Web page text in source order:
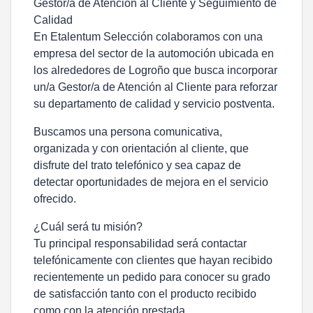
Gestor/a de Atención al Cliente y Seguimiento de
Calidad
En Etalentum Selección colaboramos con una
empresa del sector de la automoción ubicada en
los alrededores de Logroño que busca incorporar
un/a Gestor/a de Atención al Cliente para reforzar
su departamento de calidad y servicio postventa.
Buscamos una persona comunicativa,
organizada y con orientación al cliente, que
disfrute del trato telefónico y sea capaz de
detectar oportunidades de mejora en el servicio
ofrecido.
¿Cuál será tu misión?
Tu principal responsabilidad será contactar
telefónicamente con clientes que hayan recibido
recientemente un pedido para conocer su grado
de satisfacción tanto con el producto recibido
como con la atención prestada.